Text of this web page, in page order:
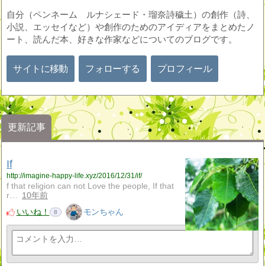
自分（ペンネーム ルナシェード・瑠奈詩穢土）の創作（詩、
小説、エッセイなど）や創作のためのアイディアをまとめたノ
ート、読んだ本、好きな作家などについてのブログです。
サイトに移動 フォローする プロフィール
更新記事
If
http://imagine-happy-life.xyz/2016/12/31/if/
f that religion can not Love the people, If that
r…
10年前
いいね！
8 モンちゃん